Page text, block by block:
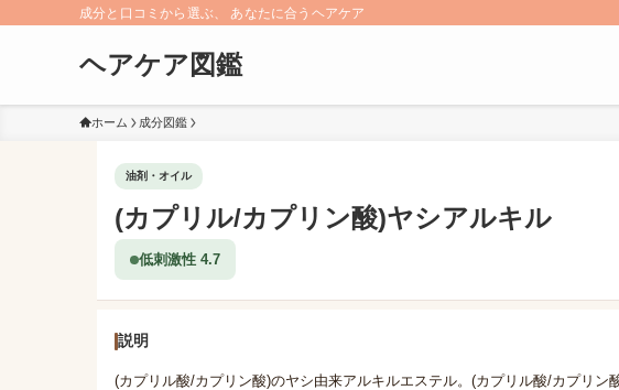
成分と口コミから選ぶ、 あなたに合うヘアケア
ヘアケア図鑑
ホーム 成分図鑑
油剤・オイル
(カプリル/カプリン酸)ヤシアルキル
低刺激性 4.7
説明
(カプリル酸/カプリン酸)のヤシ由来アルキルエステル。(カプリル酸/カプリ